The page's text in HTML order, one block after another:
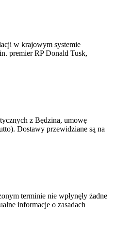
w krajowym systemie
premier RP Donald Tusk,
z Będzina, umowę
Dostawy przewidziane są na
terminie nie wpłynęły żadne
informacje o zasadach